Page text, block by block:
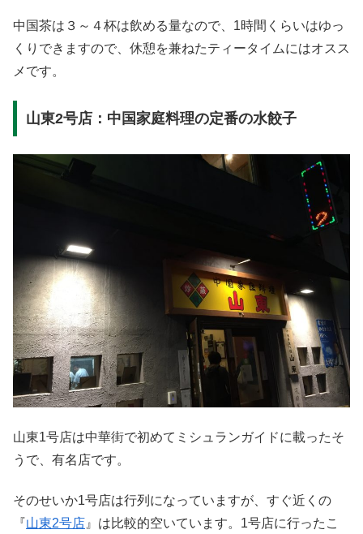
中国茶は３～４杯は飲める量なので、1時間くらいはゆっ
くりできますので、休憩を兼ねたティータイムにはオスス
メです。
山東2号店：中国家庭料理の定番の水餃子
山東1号店は中華街で初めてミシュランガイドに載ったそ
うで、有名店です。
そのせいか1号店は行列になっていますが、すぐ近くの
『山東2号店 』は比較的空いています。1号店に行ったこ